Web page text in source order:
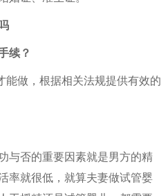
续？
能做，根据相关法规提供有效的
与否的重要因素就是男方的精
率就很低，就算夫妻做试管婴